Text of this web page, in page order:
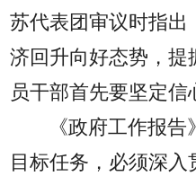
苏代表团审议时指出
济回升向好态势，提
员干部首先要坚定信
《政府工作报
目标任务，必须深入